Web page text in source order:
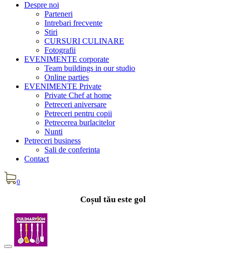
Despre noi
Parteneri
Intrebari frecvente
Stiri
CURSURI CULINARE
Fotografii
EVENIMENTE corporate
Team buildings in our studio
Online parties
EVENIMENTE Private
Private Chef at home
Petreceri aniversare
Petreceri pentru copii
Petrecerea burlacitelor
Nunti
Petreceri business
Sali de conferinta
Contact
0
Coșul tău este gol